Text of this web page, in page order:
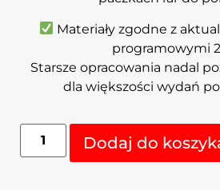
Materiały zgodne z
programowymi
Starsze opracowania nadal
dla większości wydań
Dodaj do